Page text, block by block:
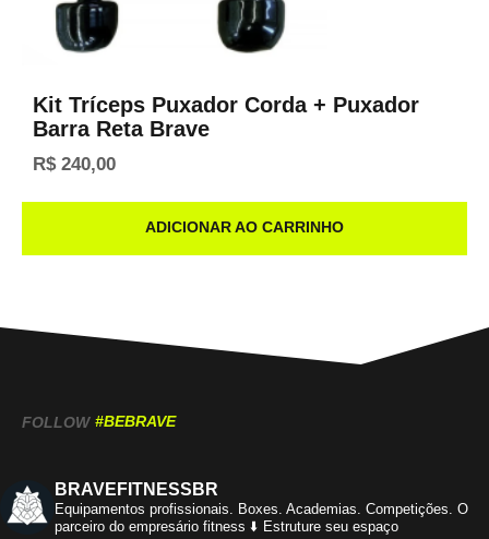
Kit Tríceps Puxador Corda + Puxador
Barra Reta Brave
R$240,00
ADICIONAR AO CARRINHO
FOLLOW #BEBRAVE
BRAVEFITNESSBR
Equipamentos profissionais. Boxes. Academias. Competições. O
parceiro do empresário fitness ⬇️ Estruture seu espaço